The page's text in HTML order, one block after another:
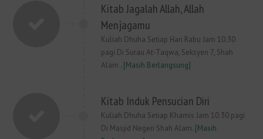
Kitab Jagalah Allah, Allah
Menjagamu
Kuliah Dhuha Setiap Hari Rabu Jam 10.30
pagi Di Surau At-Taqwa, Seksyen 7, Shah
Alam . [Masih Berlangsung]
Kitab Induk Pensucian Diri
Kuliah Dhuha Setiap Khamis Jam 10.30 pagi
Di Masjid Negeri Shah Alam. [Masih